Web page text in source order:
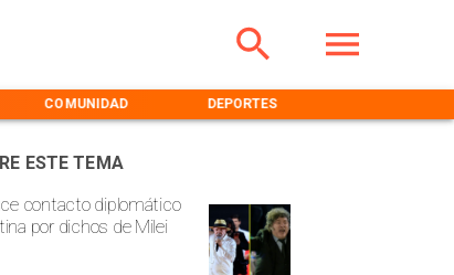
COMUNIDAD DEPORTES
contacto diplomático
por dichos de Milei
ESTE TEMA